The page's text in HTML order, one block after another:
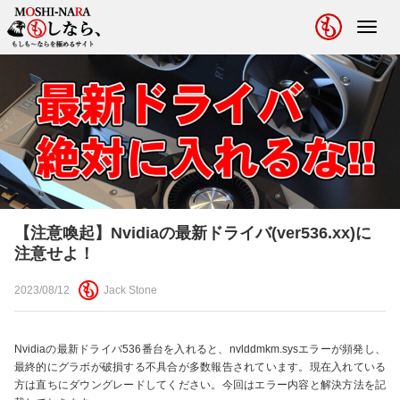
【注意喚起】Nvidiaの最新ドライバ(ver536.xx)に
注意せよ！
2023/08/12 Jack Stone
Nvidiaの最新ドライバ536番台を入れると、nvlddmkm.sysエラーが頻発し、
最終的にグラボが破損する不具合が多数報告されています。現在入れている
方は直ちにダウングレードしてください。今回はエラー内容と解決方法を記